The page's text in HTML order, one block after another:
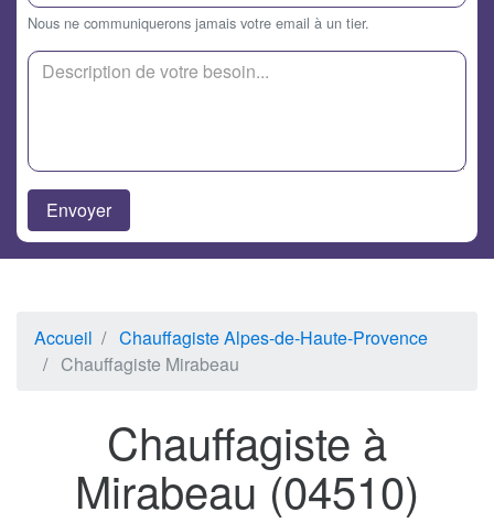
Nous ne communiquerons jamais votre email à un tier.
Accueil
Chauffagiste Alpes-de-Haute-Provence
Chauffagiste Mirabeau
Chauffagiste à
Mirabeau (04510)